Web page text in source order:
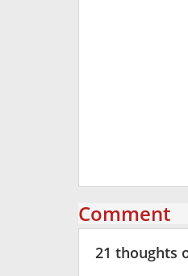
Comment
21 thoughts